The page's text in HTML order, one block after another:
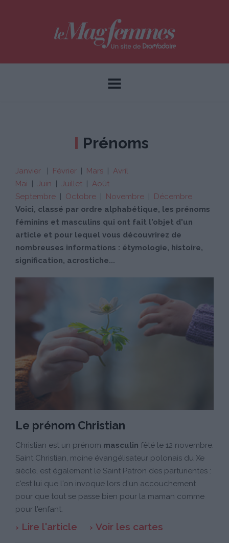
Prénoms
Janvier Février Mars
Avril
Mai
Juin Juillet
Août
Septembre
Octobre Novembre
Décembre
Voici, classé par ordre alphabétique, les prénoms
féminins et masculins qui ont fait l'objet d'un
article et pour lequel vous découvrirez de
nombreuses informations : étymologie, histoire,
signification, acrostiche...
Le prénom Christian
Christian est un prénom masculin fêté le 12 novembre.
Saint Christian, moine évangélisateur polonais du Xe
siècle, est également le Saint Patron des parturientes :
c'est lui que l'on invoque lors d'un accouchement
pour que tout se passe bien pour la maman comme
pour l'enfant.
Lire l'article Voir les cartes